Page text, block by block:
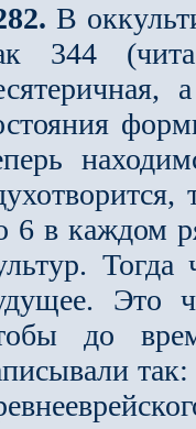
В
344
6 в каждом
Тогда
Это
до